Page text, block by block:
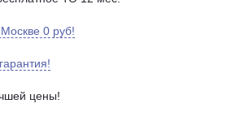
0 руб!
цены!